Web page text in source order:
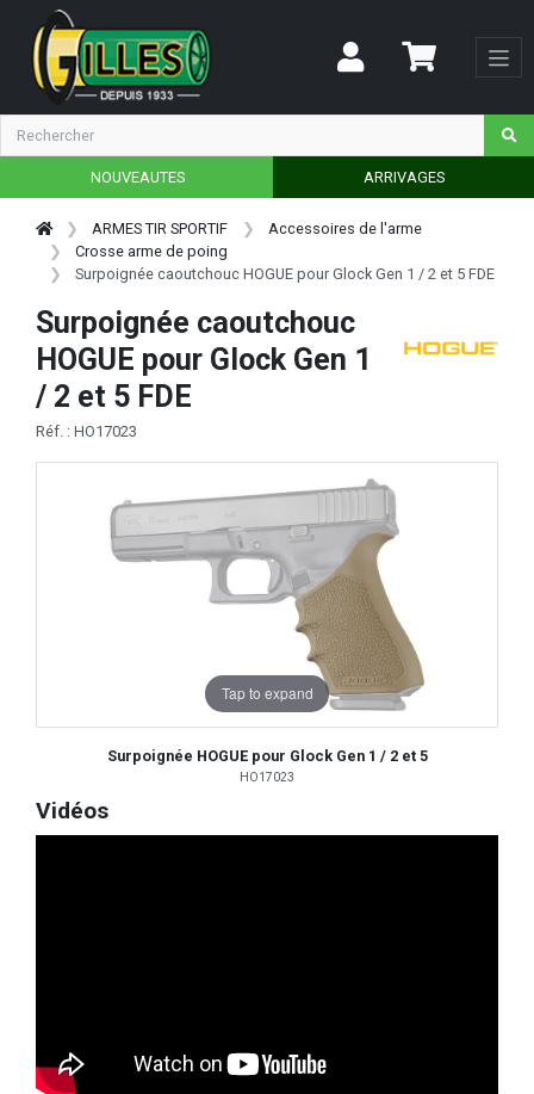
NOUVEAUTES ARRIVAGES
ARMES TIR SPORTIF
Accessoires de l'arme
Crosse arme de poing
Surpoignée caoutchouc HOGUE pour Glock Gen 1 / 2 et 5 FDE
Surpoignée caoutchouc
HOGUE pour Glock Gen 1
/ 2 et 5 FDE
Réf. : HO17023
Tap to expand
Surpoignée HOGUE pour Glock Gen 1 / 2 et 5
HO17023
Vidéos